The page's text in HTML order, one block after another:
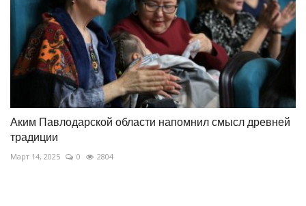
Аким Павлодарской области напомнил смысл древней
традиции
Март 14, 2025 0 2804